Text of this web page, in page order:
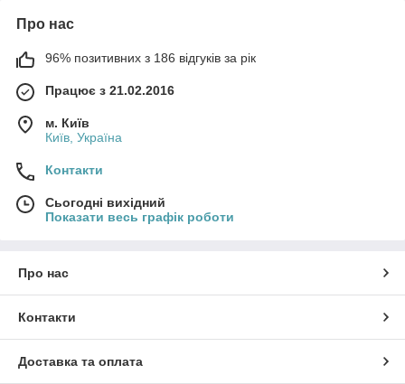
Про нас
96% позитивних з 186 відгуків за рік
Працює з 21.02.2016
м. Київ
Київ, Україна
Контакти
Сьогодні вихідний
Показати весь графік роботи
Про нас
Контакти
Доставка та оплата